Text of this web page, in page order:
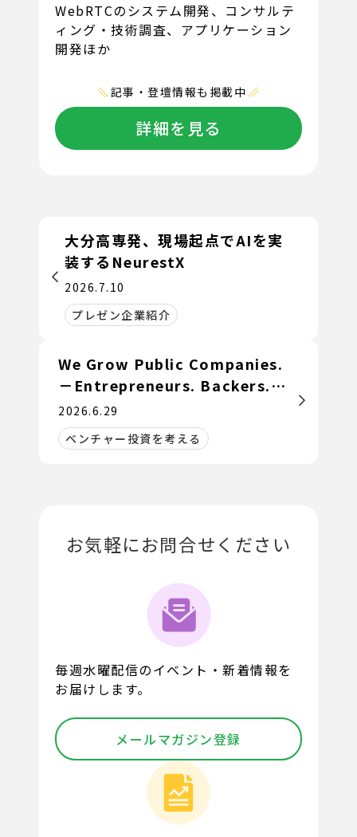
WebRTCのシステム開発、コンサルテ
ィング・技術調査、アプリケーション
開発ほか
記事・登壇情報も掲載中
詳細を見る
大分高専発、現場起点でAIを実
装するNeurestX
2026.7.10
プレゼン企業紹介
We Grow Public Companies.
－Entrepreneurs. Backers.
Communities.
2026.6.29
ベンチャー投資を考える
お気軽にお問合せください
毎週水曜配信のイベント・新着情報を
お届けします。
メールマガジン登録